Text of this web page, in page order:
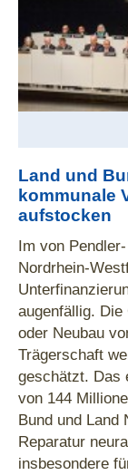
Land und
kommunale
aufstocken
Im von
Nordrhein-
augenfällig.
oder Neubau
Trägerschaft
geschätzt. Das
von 144
Bund und Land
Reparatur
insbesondere